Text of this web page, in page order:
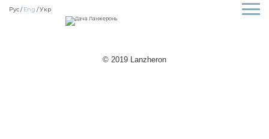
Рус Eng Укр
© 2019 Lanzheron